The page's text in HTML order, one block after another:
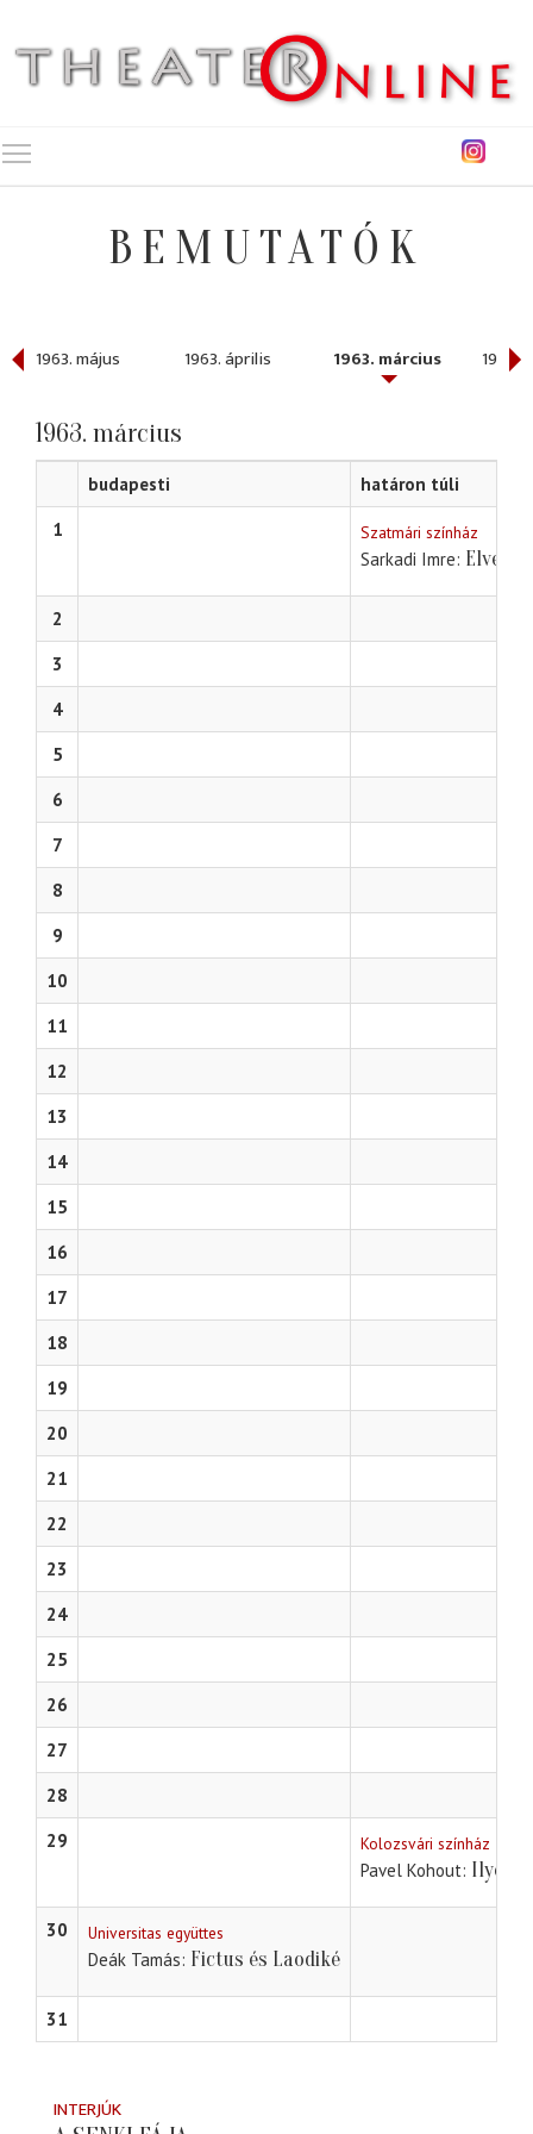
BEMUTATÓK
1963. május 1963. április 1963. március 1963.
1963. március
budapesti
határon túli
1
Szatmári színház
Sarkadi Imre
2
3
4
5
6
7
8
9
10
11
12
13
14
15
16
17
18
19
20
21
22
23
24
25
26
27
28
29
Kolozsvári színház
Pavel Kohout Ilyen
30 Universitas együttes
Deák Tamás Fictus és Laodiké
31
INTERJÚK